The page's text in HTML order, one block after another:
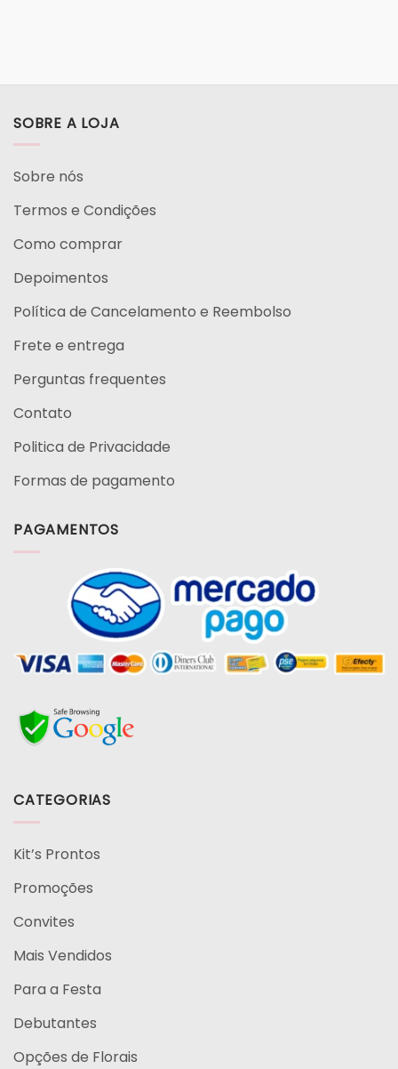
SOBRE A LOJA
Sobre nós
Termos e Condições
Como comprar
Depoimentos
Política de Cancelamento e Reembolso
Frete e entrega
Perguntas frequentes
Contato
Politica de Privacidade
Formas de pagamento
PAGAMENTOS
CATEGORIAS
Kit’s Prontos
Promoções
Convites
Mais Vendidos
Para a Festa
Debutantes
Opções de Florais